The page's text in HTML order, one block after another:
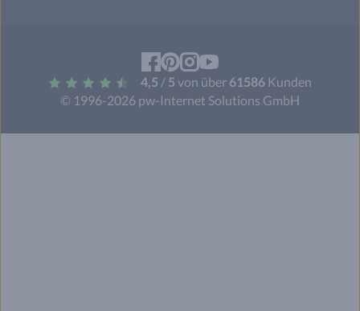
© 1996-2026 pw-Internet Solutions GmbH
4,5 / 5 von über 61586Kunden
Facebook
Pinterest
Instagram